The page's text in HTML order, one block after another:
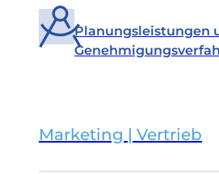
Planungsleistungen
Marketing | Vertrieb